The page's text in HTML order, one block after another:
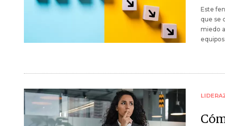
Este
que se
miedo